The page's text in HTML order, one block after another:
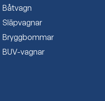
Båtvagn
Släpvagnar
Bryggbommar
BUV-vagnar